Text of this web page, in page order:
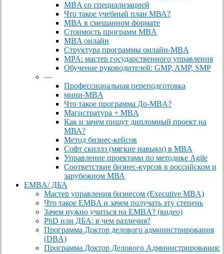
MBA со специализацией
Что такое учебный план МВА?
МВА в смешанном формате
Стоимость программ MBA
MBA онлайн
Cтруктура программы онлайн-MBA
MPA: мастер государственного управления
Обучение руководителей: GMP, AMP, SMP
—
Профессиональная переподготовка
мини-MBA
Что такое программа До-MBA?
Магистратура + MBA
Как и зачем пишут дипломный проект на
МВА?
Метод бизнес-кейсов
Софт скиллз (мягкие навыки) в MBA
Управление проектами по методике Agile
Соответствие бизнес-курсов в российском и
зарубежном МВА
EMBA/ ДБA
Мастер управления бизнесом (Executive MBA)
Что такое EMBA и зачем получать эту степень
Зачем нужно учиться на EMBA? (видео)
PhD или ДБА: в чем различия?
Программа Доктор делового администрирования
(DBА)
Программа Доктор Делового Администрирования: